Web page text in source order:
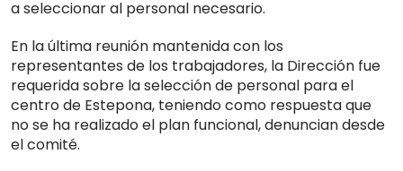
a seleccionar al personal necesario.
En la última reunión mantenida con los
representantes de los trabajadores, la Dirección fue
requerida sobre la selección de personal para el
centro de Estepona, teniendo como respuesta que
no se ha realizado el plan funcional, denuncian desde
el comité.